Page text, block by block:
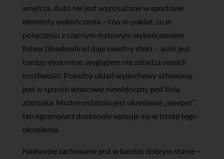
wnętrza. Auto nie jest wyposażone w sportowe
elementy wykończenia – tzw m-pakiet, co w
połączeniu z czarnym matowym wykończeniem
listew (Shadowline) daje świetny efekt – auto jest
bardzo dyskretne, wyglądem nie zdradza swoich
możliwości. Pokaźny układ wydechowy schowany
jest w sposób właściwie niewidoczny pod linią
zderzaka. Modne ostatnio jest określenie „sleeper”,
ten egzemplarz doskonale wpisuje się w istotę tego
określenia.
Nadwozie zachowane jest w bardzo dobrym stanie –